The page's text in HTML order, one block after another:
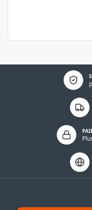
Politique de confidentialité